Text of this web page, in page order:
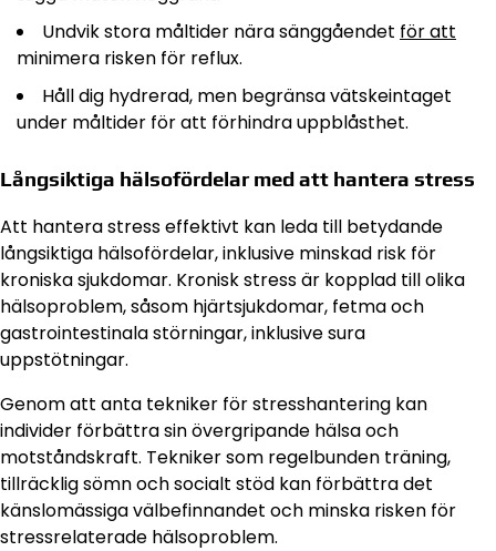
Undvik stora måltider nära sänggåendet för att
minimera risken för reflux.
Håll dig hydrerad, men begränsa vätskeintaget
under måltider för att förhindra uppblåsthet.
Långsiktiga hälsofördelar med att hantera stress
Att hantera stress effektivt kan leda till betydande
långsiktiga hälsofördelar, inklusive minskad risk för
kroniska sjukdomar. Kronisk stress är kopplad till olika
hälsoproblem, såsom hjärtsjukdomar, fetma och
gastrointestinala störningar, inklusive sura
uppstötningar.
Genom att anta tekniker för stresshantering kan
individer förbättra sin övergripande hälsa och
motståndskraft. Tekniker som regelbunden träning,
tillräcklig sömn och socialt stöd kan förbättra det
känslomässiga välbefinnandet och minska risken för
stressrelaterade hälsoproblem.